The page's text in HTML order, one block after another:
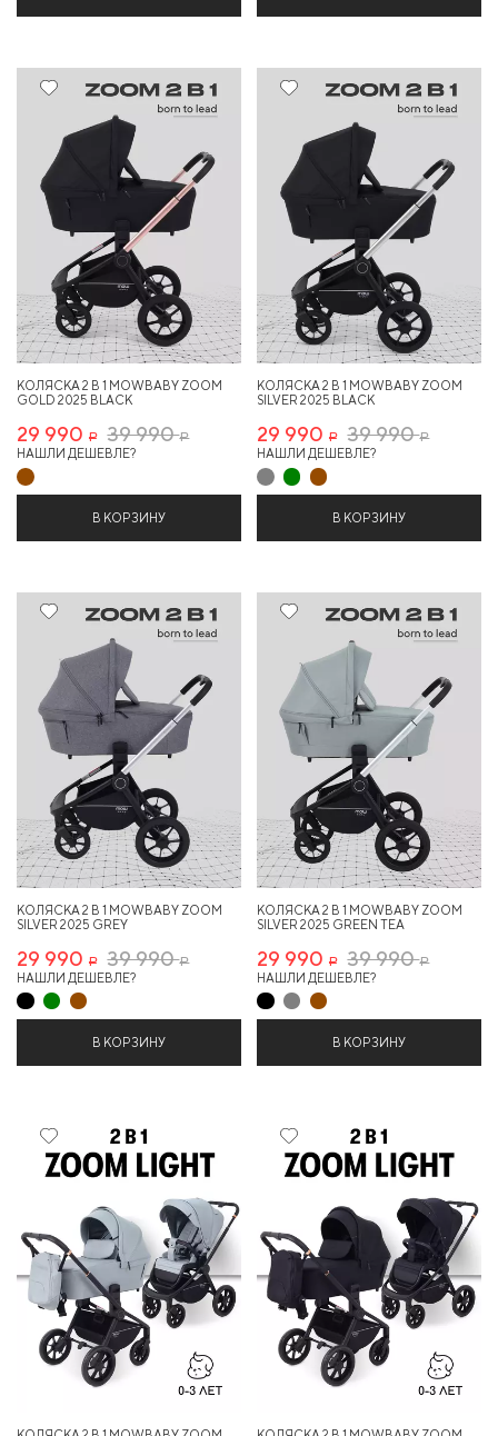
25% Хит
КОЛЯСКА 2 В 1 MOWBABY ZOOM
GOLD 2025 BLACK
29 990 Р 39 990Р
НАШЛИ ДЕШЕВЛЕ?
В КОРЗИНУ
25%
КОЛЯСКА 2 В 1 MOWBABY ZOOM
SILVER 2025 BLACK
29 990 Р 39 990Р
НАШЛИ ДЕШЕВЛЕ?
В КОРЗИНУ
25% Хит
КОЛЯСКА 2 В 1 MOWBABY ZOOM
SILVER 2025 GREY
29 990 Р 39 990Р
НАШЛИ ДЕШЕВЛЕ?
В КОРЗИНУ
25%
КОЛЯСКА 2 В 1 MOWBABY ZOOM
SILVER 2025 GREEN TEA
29 990 Р 39 990Р
НАШЛИ ДЕШЕВЛЕ?
В КОРЗИНУ
25% 25%